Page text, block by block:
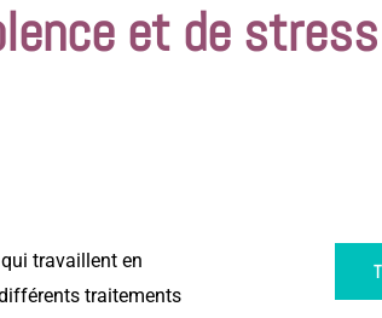
et de
travaillent en
traitements